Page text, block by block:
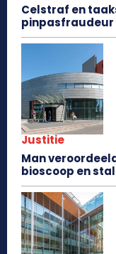
Celstraf en
pinpasfraudeur
Justitie
Man
bioscoop en